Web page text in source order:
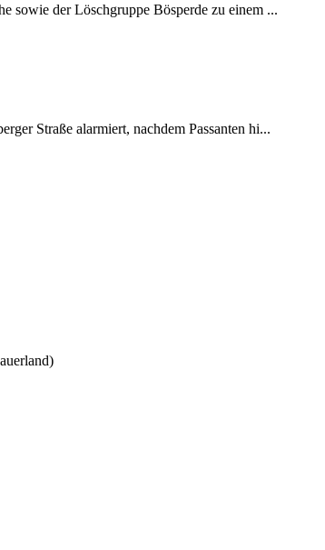
sowie der Löschgruppe Bösperde zu einem ...
Straße alarmiert, nachdem Passanten hi...